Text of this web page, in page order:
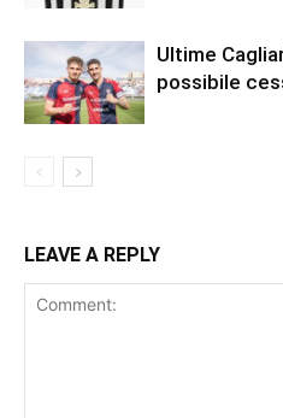
Ultime
possibile
LEAVE A REPLY